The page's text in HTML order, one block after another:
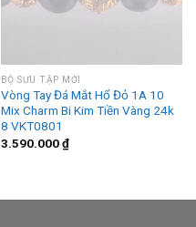
BỘ SƯU TẬP MỚI
Vòng Tay Đá Mắt Hổ Đỏ 1A 10
Mix Charm Bi Kim Tiền Vàng 24k
8 VKT0801
3.590.000₫